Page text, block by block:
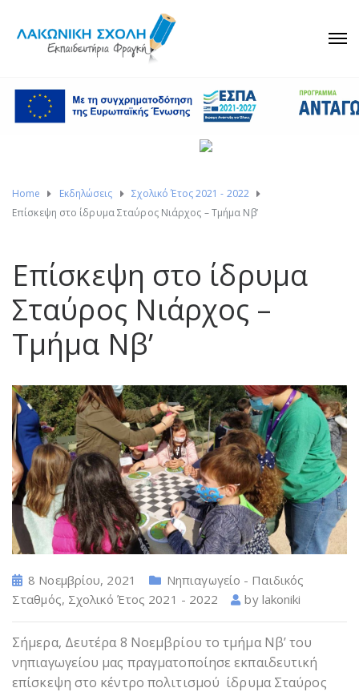
Home Εκδηλώσεις
Σχολικό Έτος 2021 - 2022
Επίσκεψη στο ίδρυμα Σταύρος Νιάρχος – Τμήμα Νβ’
Επίσκεψη στο ίδρυμα
Σταύρος Νιάρχος –
Τμήμα Νβ’
8 Νοεμβρίου, 2021
Νηπιαγωγείο - Παιδικός
Σταθμός, Σχολικό Έτος 2021 - 2022 by lakoniki
Σήμερα, Δευτέρα 8 Νοεμβρίου το τμήμα Νβ’ του
νηπιαγωγείου μας πραγματοποίησε εκπαιδευτική
επίσκεψη στο κέντρο πολιτισμού ίδρυμα Σταύρος